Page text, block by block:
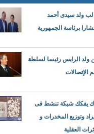
ولد سيدى أحمد
برئاسة الجمهورية
ولد الرايس رئيسا لسلطة
الإتصالات
يفكك شبكة تنشط فى
وتوزيع المخدرات و
العقلية